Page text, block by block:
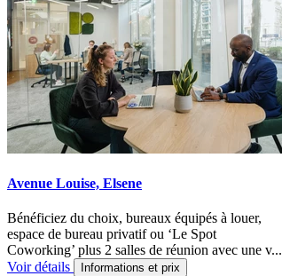
Avenue Louise, Elsene
Bénéficiez du choix, bureaux équipés à louer,
espace de bureau privatif ou ‘Le Spot
Coworking’ plus 2 salles de réunion avec une v...
Voir détails
Informations et prix